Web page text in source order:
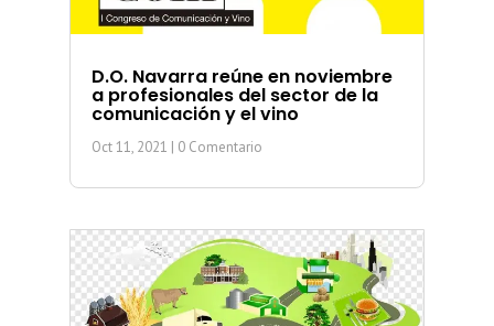
D.O. Navarra reúne en noviembre
a profesionales del sector de la
comunicación y el vino
Oct 11, 2021 | 0 Comentario